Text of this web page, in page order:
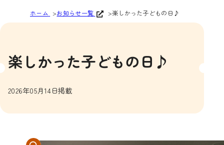
ホーム お知らせ一覧 楽しかった子どもの日♪
楽しかった子どもの日♪
2026年05月14日掲載